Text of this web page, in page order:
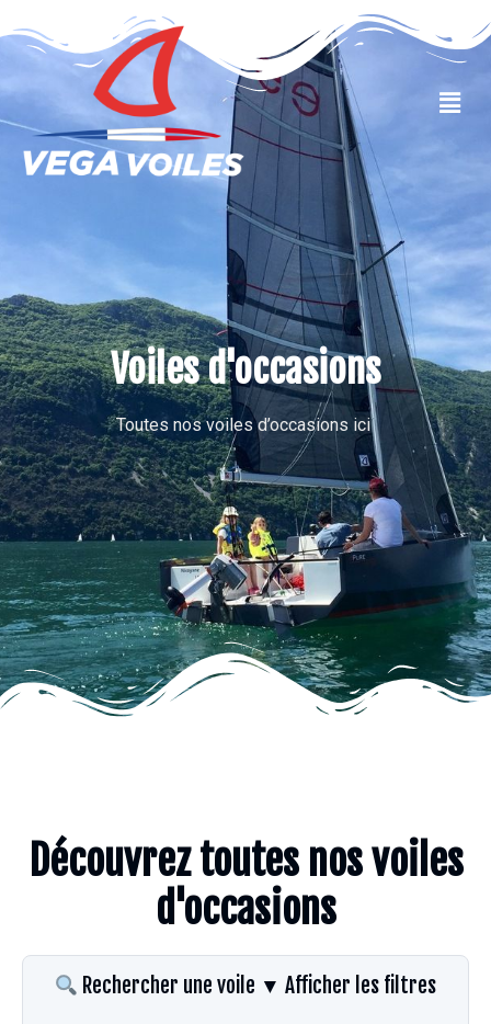
VOILES OCCASIONS
Voiles d'occasions
Toutes nos voiles d’occasions ici
Découvrez toutes nos voiles
d'occasions
Rechercher une voile ▼ Afficher les filtres